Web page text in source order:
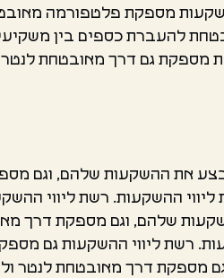
מספקת פלטפורמה
להעברת כספים בין
מספקת גם דרך מאובטחת
את ההשקעות שלהם, וגם
ההשקעות. רשת ליווי
שלהם, וגם מספקת דרך
רשת ליווי ההשקעות גם
מספקת דרך מאובטחת לנטר